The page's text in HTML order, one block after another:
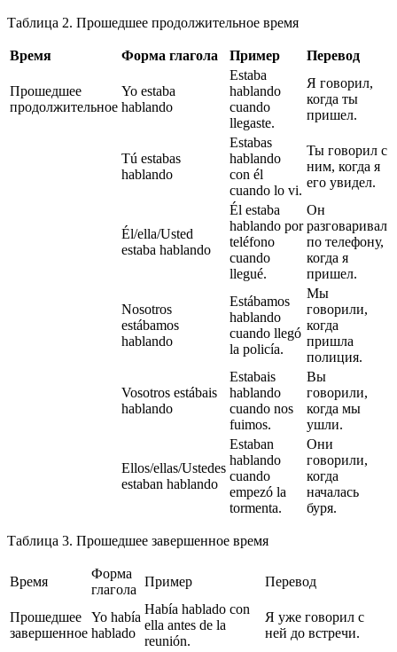
Таблица 2. Прошедшее продолжительное время
Время Форма глагола Пример Перевод
Прошедшее
продолжительное
Yo estaba
hablando
Estaba
hablando
cuando
llegaste.
Я говорил,
когда ты
пришел.
Tú estabas
hablando
Estabas
hablando
con él
cuando lo vi.
Ты говорил с
ним, когда я
его увидел.
Él/ella/Usted
estaba hablando
Él estaba
hablando por
teléfono
cuando
llegué.
Он
разговаривал
по телефону,
когда я
пришел.
Nosotros
estábamos
hablando
Estábamos
hablando
cuando llegó
la policía.
Мы
говорили,
когда
пришла
полиция.
Vosotros estábais
hablando
Estabais
hablando
cuando nos
fuimos.
Вы
говорили,
когда мы
ушли.
Ellos/ellas/Ustedes
estaban hablando
Estaban
hablando
cuando
empezó la
tormenta.
Они
говорили,
когда
началась
буря.
Таблица 3. Прошедшее завершенное время
Время
Форма
глагола
Пример Перевод
Прошедшее
завершенное
Yo había
hablado
Había hablado con
ella antes de la
reunión.
Я уже говорил с
ней до встречи.